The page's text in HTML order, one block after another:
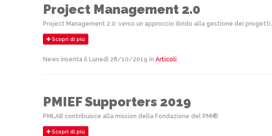
Project Management 2.0
Project Management 2.0: verso un approccio ibrido alla gestione dei progetti.
Scopri di più
News inserita il Lunedì 28/10/2019 in Articoli
PMIEF Supporters 2019
PMLAB contribuisce alla mission della Fondazione del PMI®
Scopri di più